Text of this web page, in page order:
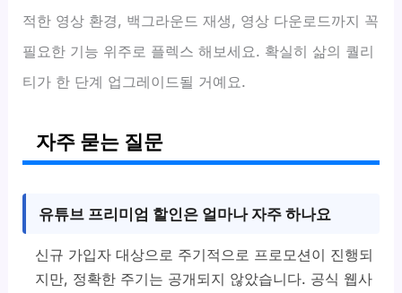
적한 영상 환경, 백그라운드 재생, 영상 다운로드까지 꼭
필요한 기능 위주로 플렉스 해보세요. 확실히 삶의 퀄리
티가 한 단계 업그레이드될 거예요.
자주 묻는 질문
유튜브 프리미엄 할인은 얼마나 자주 하나요
신규 가입자 대상으로 주기적으로 프로모션이 진행되
지만, 정확한 주기는 공개되지 않았습니다. 공식 웹사